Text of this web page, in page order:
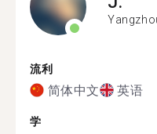
流利
简体中文 英语
学